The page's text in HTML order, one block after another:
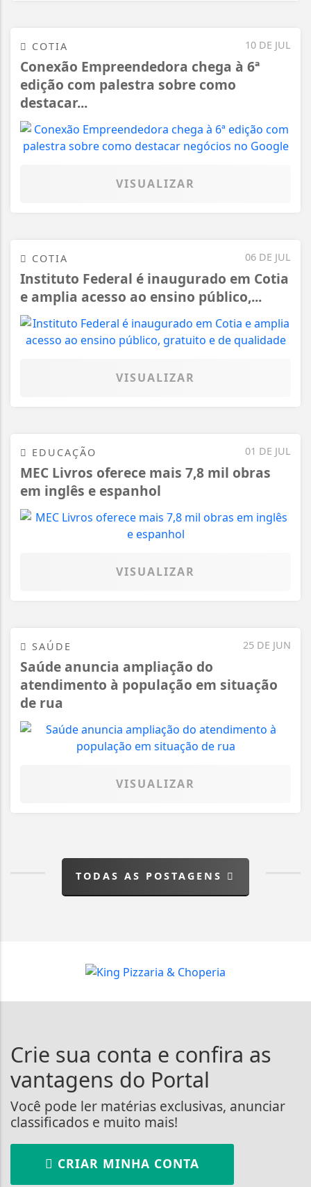
10 DE JUL
COTIA
Conexão Empreendedora chega à 6ª
edição com palestra sobre como
destacar...
VISUALIZAR
06 DE JUL
COTIA
Instituto Federal é inaugurado em Cotia
e amplia acesso ao ensino público,...
VISUALIZAR
01 DE JUL
EDUCAÇÃO
MEC Livros oferece mais 7,8 mil obras
em inglês e espanhol
VISUALIZAR
25 DE JUN
SAÚDE
Saúde anuncia ampliação do
atendimento à população em situação
de rua
VISUALIZAR
TODAS AS POSTAGENS
Crie sua conta e confira as
vantagens do Portal
Você pode ler matérias exclusivas, anunciar
classificados e muito mais!
CRIAR MINHA CONTA